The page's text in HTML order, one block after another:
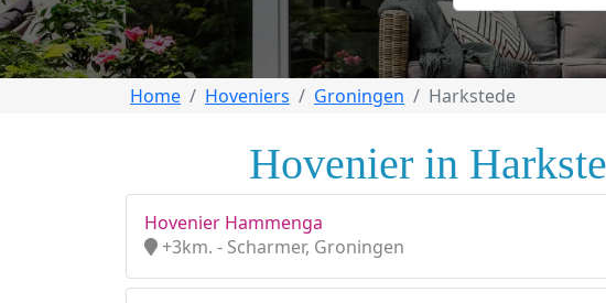
Home Hoveniers Groningen Harkstede
Hovenier in
Hovenier Hammenga
+3km. - Scharmer, Groningen